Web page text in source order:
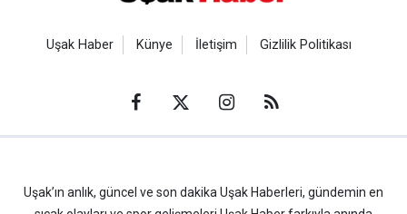
Uşak Haber Künye İletişim Gizlilik Politikası
Uşak’ın anlık, güncel ve son dakika Uşak Haberleri, gündemin en